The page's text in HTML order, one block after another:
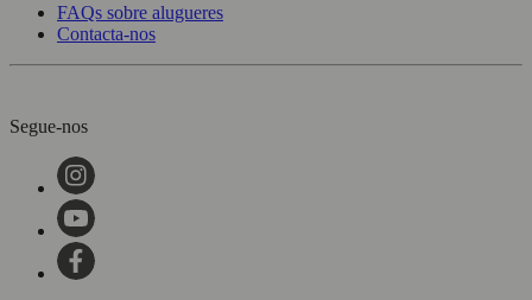
FAQs sobre alugueres
Contacta-nos
Segue-nos